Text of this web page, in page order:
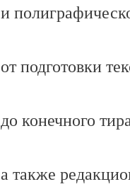
и
от подготовки
до конечного
а также